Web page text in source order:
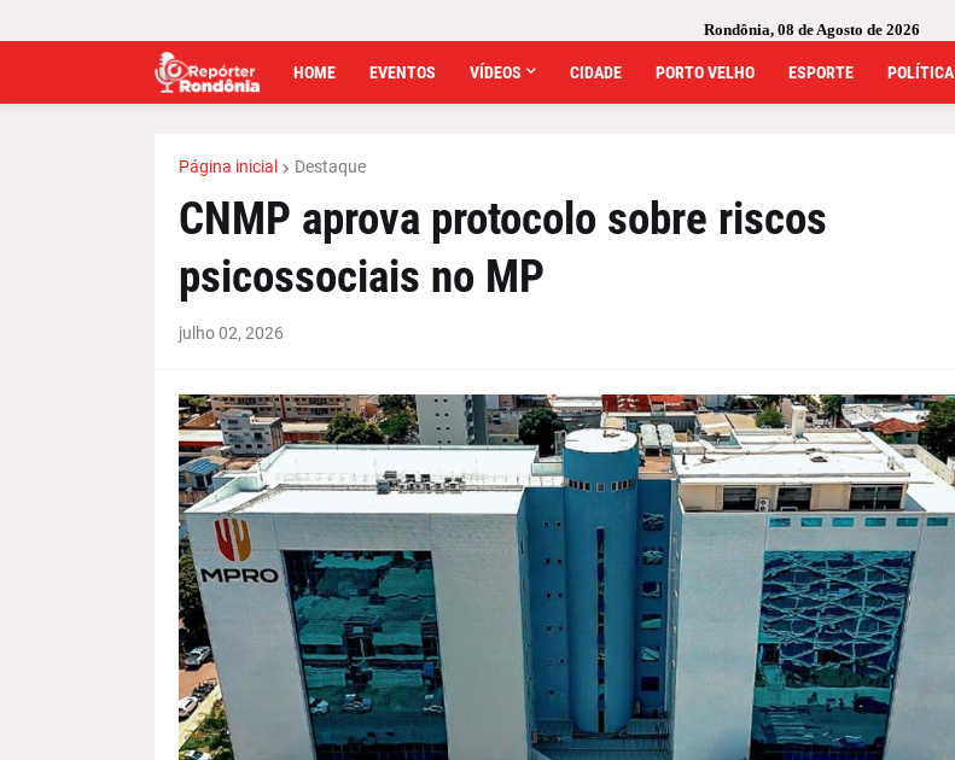
Rondônia, 08 de Agosto de 2026
HOME EVENTOS VÍDEOS CIDADE PORTO VELHO ESPORTE POLÍTICA
Página inicial Destaque
CNMP aprova protocolo sobre riscos
psicossociais no MP
julho 02, 2026